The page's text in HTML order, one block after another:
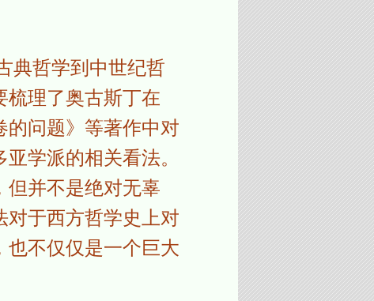
典哲学到中世纪哲
梳理了奥古斯丁在
的问题》等著作中对
学派的相关看法。
但并不是绝对无辜
对于西方哲学史上对
也不仅仅是一个巨大